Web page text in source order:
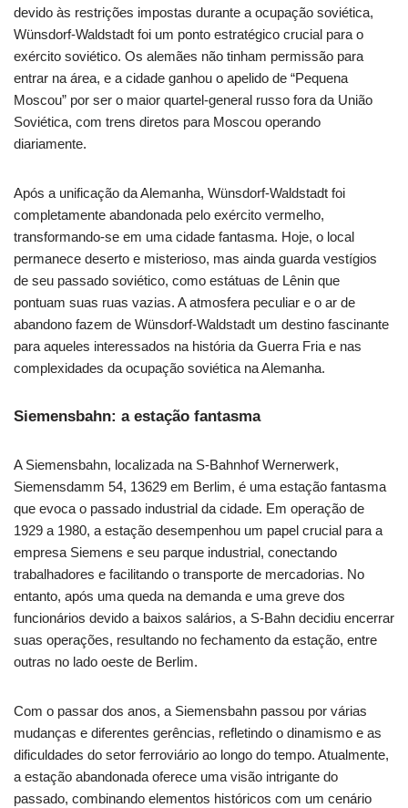
devido às restrições impostas durante a ocupação soviética,
Wünsdorf-Waldstadt foi um ponto estratégico crucial para o
exército soviético. Os alemães não tinham permissão para
entrar na área, e a cidade ganhou o apelido de “Pequena
Moscou” por ser o maior quartel-general russo fora da União
Soviética, com trens diretos para Moscou operando
diariamente.
Após a unificação da Alemanha, Wünsdorf-Waldstadt foi
completamente abandonada pelo exército vermelho,
transformando-se em uma cidade fantasma. Hoje, o local
permanece deserto e misterioso, mas ainda guarda vestígios
de seu passado soviético, como estátuas de Lênin que
pontuam suas ruas vazias. A atmosfera peculiar e o ar de
abandono fazem de Wünsdorf-Waldstadt um destino fascinante
para aqueles interessados na história da Guerra Fria e nas
complexidades da ocupação soviética na Alemanha.
Siemensbahn: a estação fantasma
A Siemensbahn, localizada na S-Bahnhof Wernerwerk,
Siemensdamm 54, 13629 em Berlim, é uma estação fantasma
que evoca o passado industrial da cidade. Em operação de
1929 a 1980, a estação desempenhou um papel crucial para a
empresa Siemens e seu parque industrial, conectando
trabalhadores e facilitando o transporte de mercadorias. No
entanto, após uma queda na demanda e uma greve dos
funcionários devido a baixos salários, a S-Bahn decidiu encerrar
suas operações, resultando no fechamento da estação, entre
outras no lado oeste de Berlim.
Com o passar dos anos, a Siemensbahn passou por várias
mudanças e diferentes gerências, refletindo o dinamismo e as
dificuldades do setor ferroviário ao longo do tempo. Atualmente,
a estação abandonada oferece uma visão intrigante do
passado, combinando elementos históricos com um cenário